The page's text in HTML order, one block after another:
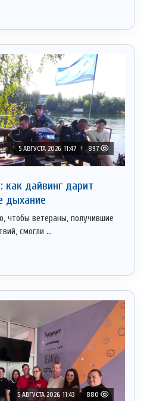
5 АВГУСТА 2026, 11:47 897
дайвинг дарит
дыхание
чтобы ветераны, получившие
смогли ...
5 АВГУСТА 2026, 11:43 880